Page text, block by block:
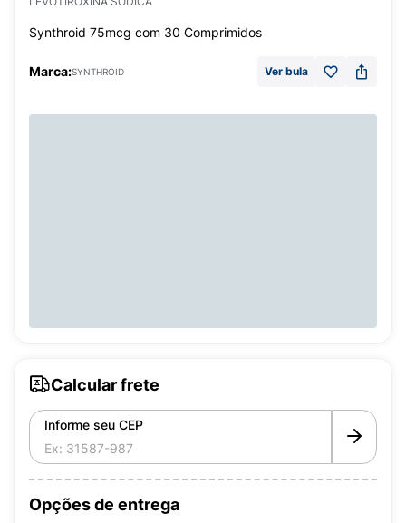
Synthroid 75mcg com 30 Comprimidos
Marca:SYNTHROID Ver bula
Calcular frete
Informe seu CEP
Opções de entrega